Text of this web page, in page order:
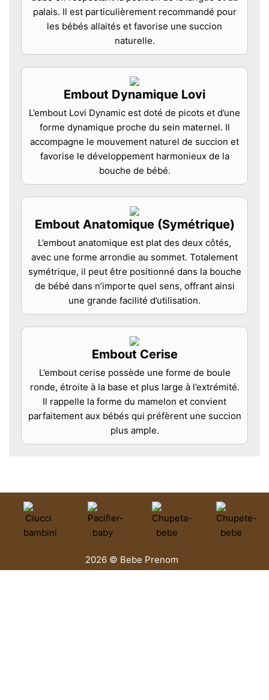
palais. Il est particulièrement recommandé pour
les bébés allaités et favorise une succion
naturelle.
Embout Dynamique Lovi
L’embout Lovi Dynamic est doté de picots et d’une
forme dynamique proche du sein maternel. Il
accompagne le mouvement naturel de succion et
favorise le développement harmonieux de la
bouche de bébé.
Embout Anatomique (Symétrique)
L’embout anatomique est plat des deux côtés,
avec une forme arrondie au sommet. Totalement
symétrique, il peut être positionné dans la bouche
de bébé dans n’importe quel sens, offrant ainsi
une grande facilité d’utilisation.
Embout Cerise
L’embout cerise possède une forme de boule
ronde, étroite à la base et plus large à l’extrémité.
Il rappelle la forme du mamelon et convient
parfaitement aux bébés qui préfèrent une succion
plus ample.
2026 © Bebe Prenom